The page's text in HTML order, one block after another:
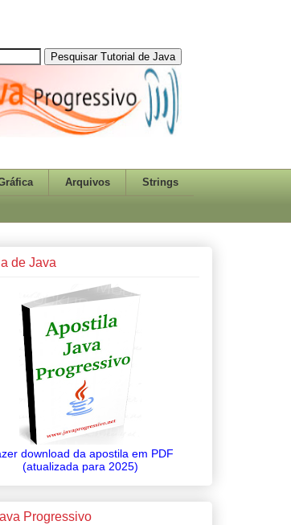
Arquivos Strings
de Java
download da apostila em PDF
(atualizada para 2025)
Progressivo